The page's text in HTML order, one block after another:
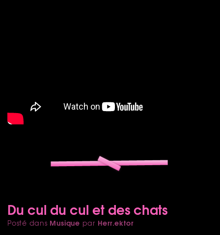
Du cul du cul et des chats
Posté dans Musique par Herr.ektor